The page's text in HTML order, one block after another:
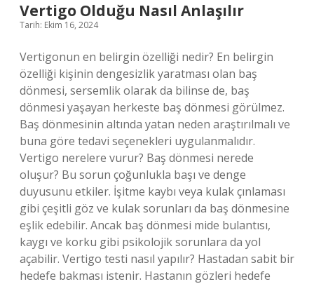
Vertigo Olduğu Nasıl Anlaşılır
Tarih: Ekim 16, 2024
Vertigonun en belirgin özelliği nedir? En belirgin
özelliği kişinin dengesizlik yaratması olan baş
dönmesi, sersemlik olarak da bilinse de, baş
dönmesi yaşayan herkeste baş dönmesi görülmez.
Baş dönmesinin altında yatan neden araştırılmalı ve
buna göre tedavi seçenekleri uygulanmalıdır.
Vertigo nerelere vurur? Baş dönmesi nerede
oluşur? Bu sorun çoğunlukla başı ve denge
duyusunu etkiler. İşitme kaybı veya kulak çınlaması
gibi çeşitli göz ve kulak sorunları da baş dönmesine
eşlik edebilir. Ancak baş dönmesi mide bulantısı,
kaygı ve korku gibi psikolojik sorunlara da yol
açabilir. Vertigo testi nasıl yapılır? Hastadan sabit bir
hedefe bakması istenir. Hastanın gözleri hedefe